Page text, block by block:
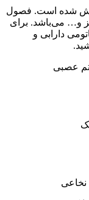
در 11 فصل نگارش شده است. فصول
و… می‌باشد. برای
دارابی و